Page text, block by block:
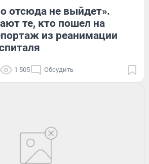
отсюда не выйдет».
те, кто пошел на
из реанимации
1 505 Обсудить